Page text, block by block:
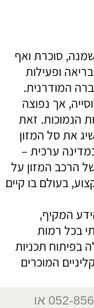
סוכרת ואף
ופעילות
המודרנית.
אך נפוצה
הנמוכות. זאת
את סל המזון
ערכית –
הרכב המזון על
בעולם בו קיים
המקיף,
בכל רמות
בפיתוח תכניות
המוכרים
או